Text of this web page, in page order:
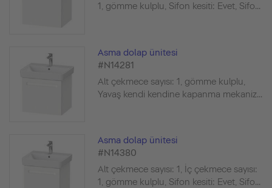
1, gömme kulplu, Sifon kesiti: Evet, Sifo...
Asma dolap ünitesi
#N14281
Alt çekmece sayısı: 1, gömme kulplu,
Yavaş kendi kendine kapanma mekaniz...
Asma dolap ünitesi
#N14380
Alt çekmece sayısı: 1, İç çekmece sayısı:
1, gömme kulplu, Sifon kesiti: Evet, Sifo...